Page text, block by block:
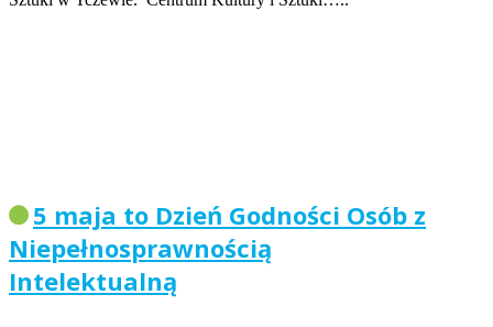
5 maja to Dzień Godności Osób z
Niepełnosprawnością
Intelektualną